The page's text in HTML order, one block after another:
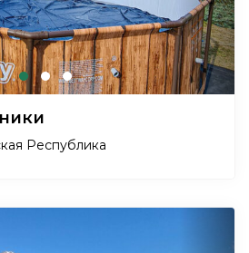
Республика